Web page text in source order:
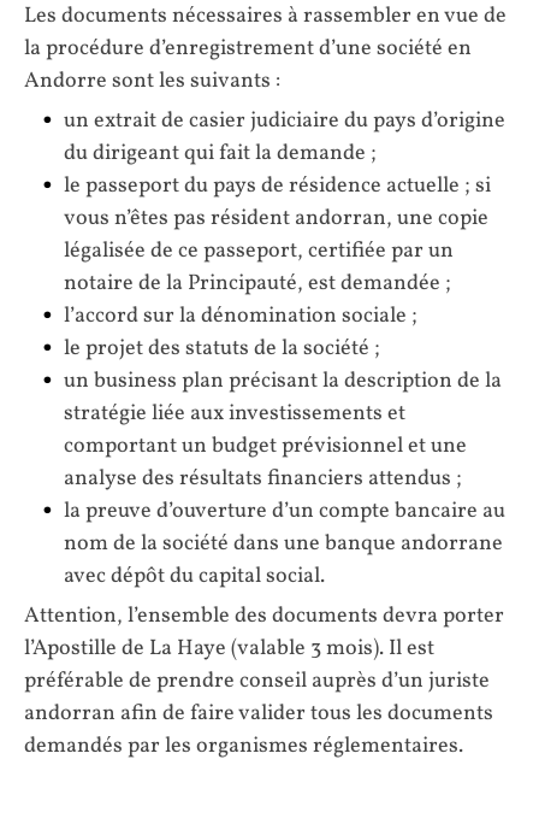
Les documents nécessaires à rassembler en vue de
la procédure d’enregistrement d’une société en
Andorre sont les suivants :
un extrait de casier judiciaire du pays d’origine
du dirigeant qui fait la demande ;
le passeport du pays de résidence actuelle ; si
vous n’êtes pas résident andorran, une copie
légalisée de ce passeport, certifiée par un
notaire de la Principauté, est demandée ;
l’accord sur la dénomination sociale ;
le projet des statuts de la société ;
un business plan précisant la description de la
stratégie liée aux investissements et
comportant un budget prévisionnel et une
analyse des résultats financiers attendus ;
la preuve d’ouverture d’un compte bancaire au
nom de la société dans une banque andorrane
avec dépôt du capital social.
Attention, l’ensemble des documents devra porter
l’Apostille de La Haye (valable 3 mois). Il est
préférable de prendre conseil auprès d’un juriste
andorran afin de faire valider tous les documents
demandés par les organismes réglementaires.